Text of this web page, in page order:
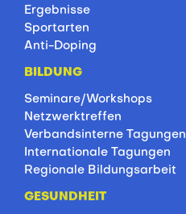
Ergebnisse
Sportarten
Anti-Doping
BILDUNG
Seminare/Workshops
Netzwerktreffen
Verbandsinterne Tagungen
Internationale Tagungen
Regionale Bildungsarbeit
GESUNDHEIT